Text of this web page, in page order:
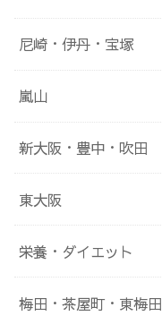
尼崎・伊丹・宝塚
嵐山
新大阪・豊中・吹田
東大阪
栄養・ダイエット
梅田・茶屋町・東梅田